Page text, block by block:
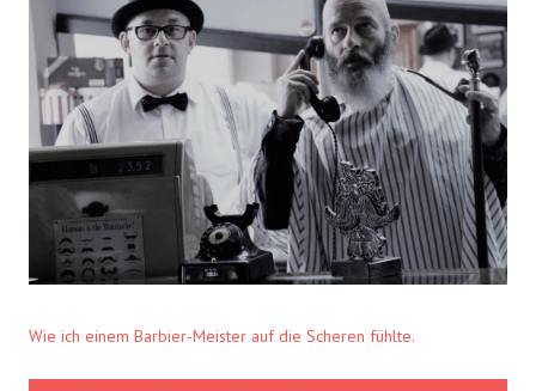
Wie ich einem Barbier-Meister auf die Scheren fühlte.